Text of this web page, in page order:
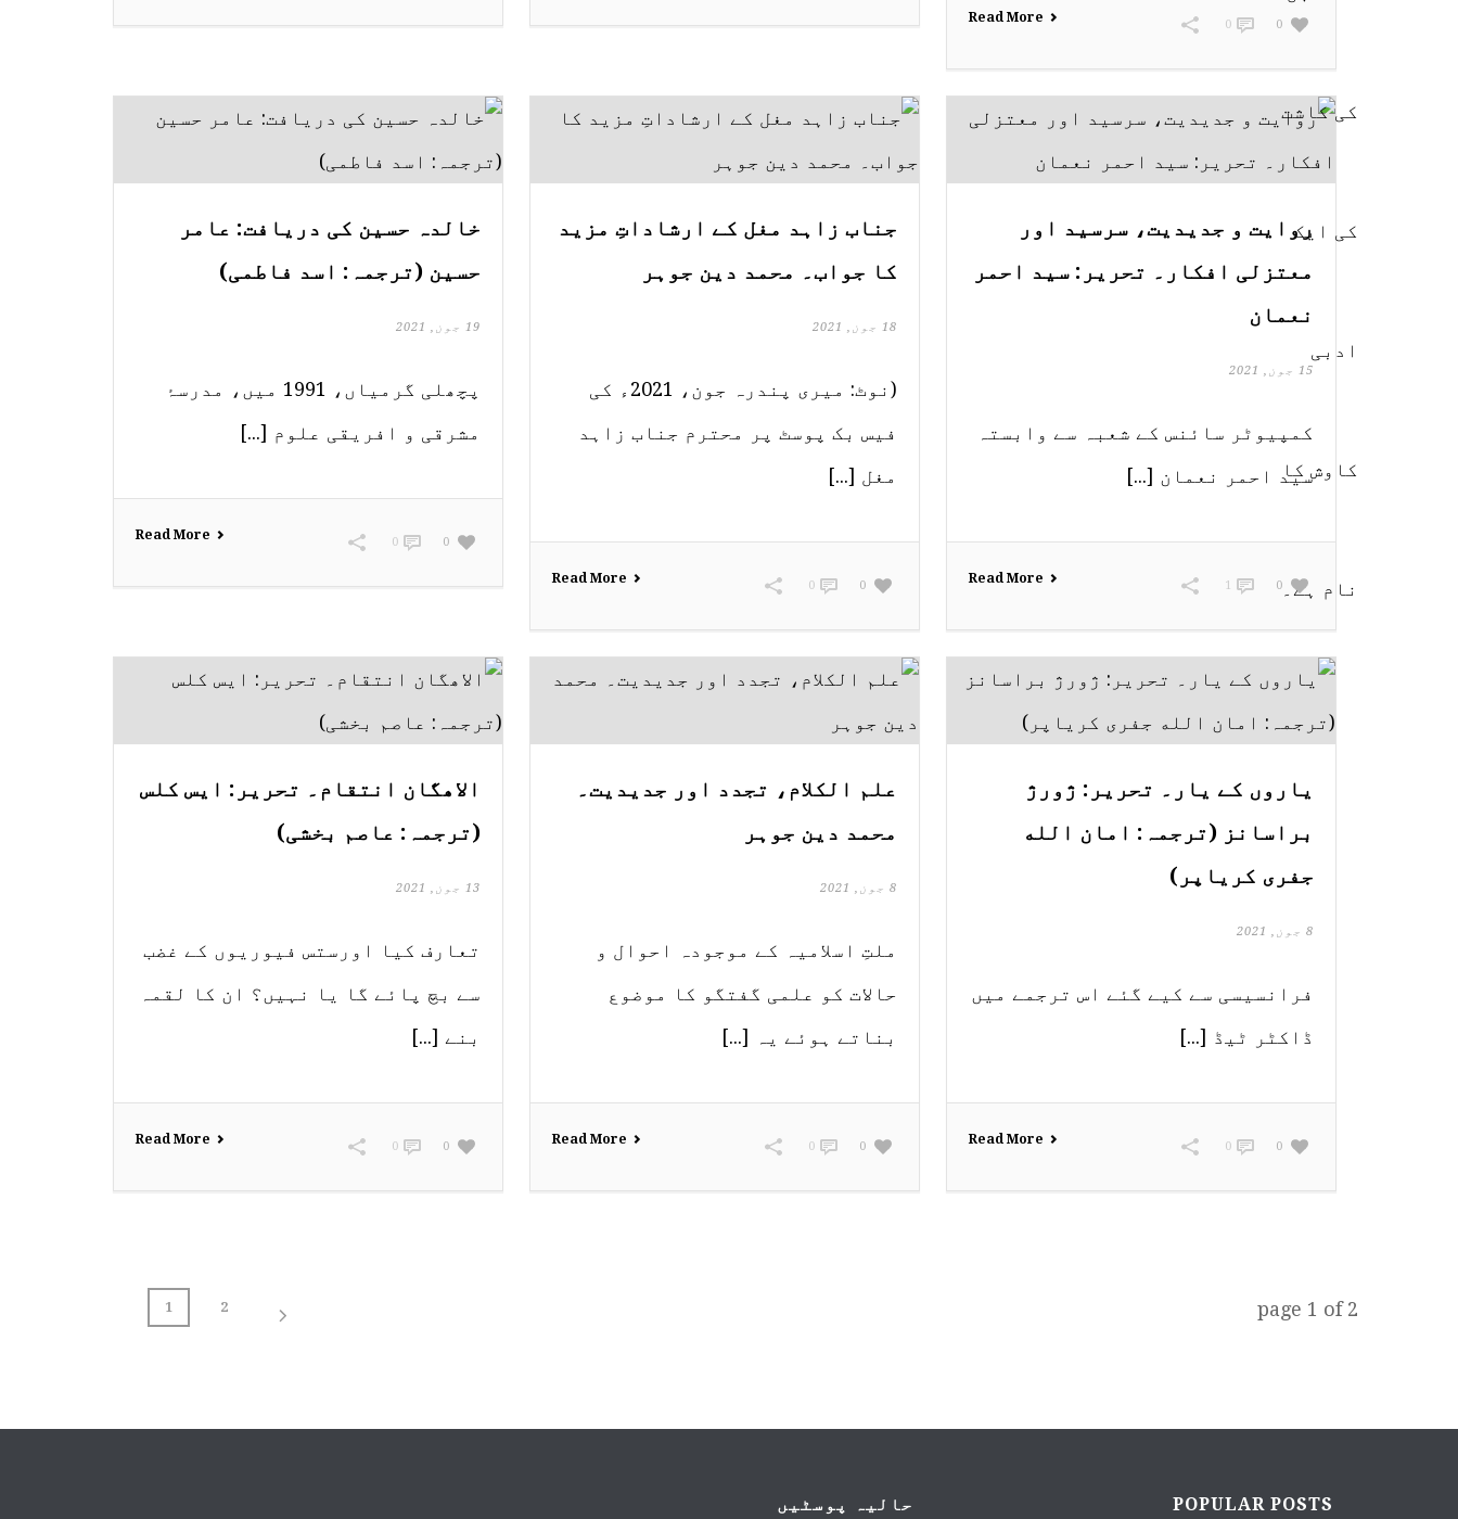
Read More 0
0
خالدہ حسین کی دریافت: عامر
حسین (ترجمہ: اسد فاطمی)
19 جون, 2021
پچھلی گرمیاں، 1991 میں، مدرسۂ
مشرقی و افریقی علوم [...]
Read More 0
0
جناب زاہد مغل کے ارشاداتِ مزید
کا جواب۔ محمد دین جوہر
18 جون, 2021
(نوٹ: میری پندرہ جون، 2021ء کی
فیس بک پوسٹ پر محترم جناب زاہد
مغل [...]
Read More 0
0
روایت و جدیدیت، سرسید اور
معتزلی افکار۔ تحریر: سید احمر
نعمان
15 جون, 2021
کمپیوٹر سائنس کے شعبہ سے وابستہ
سید احمر نعمان [...]
Read More 0
1
الاھگان انتقام۔ تحریر: ایس کلس
(ترجمہ: عاصم بخشی)
13 جون, 2021
تعارف کیا اورستس فیوریوں کے غضب
سے بچ پائے گا یا نہیں؟ ان کا لقمہ
بنے [...]
Read More 0
0
علم الکلام، تجدد اور جدیدیت۔
محمد دین جوہر
8 جون, 2021
ملتِ اسلامیہ کے موجودہ احوال و
حالات کو علمی گفتگو کا موضوع
بناتے ہوئے یہ [...]
Read More 0
0
یاروں کے یار۔ تحریر: ژورژ
براسانز (ترجمہ: امان الله
جفری کریاپر)
8 جون, 2021
فرانسیسی سے کیے گئے اس ترجمے میں
ڈاکٹر ٹیڈ [...]
Read More 0
0
1 2 page 1 of2
حالیہ پوسٹیں POPULAR POSTS